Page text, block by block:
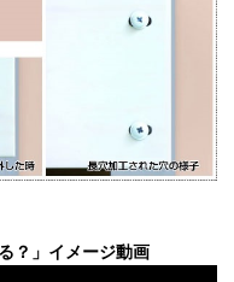
？」イメージ動画